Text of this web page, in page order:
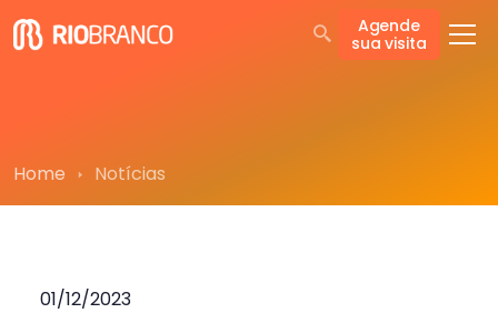
Agende
sua visita
Home Notícias
01/12/2023